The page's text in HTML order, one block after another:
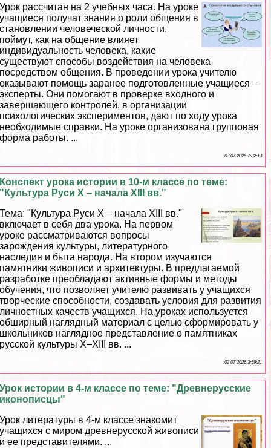
Урок рассчитан на 2 учебных часа. На уроке
учащиеся получат знания о роли общения в
становлении человеческой личности,
поймут, как на общение влияет
индивидуальность человека, какие
существуют способы воздействия на человека
посредством общения. В проведении урока учителю
оказывают помощь заранее подготовленные учащиеся –
эксперты. Они помогают в проверке входного и
завершающего контролей, в организации
психологических экспериментов, дают по ходу урока
необходимые справки. На уроке организована групповая
форма работы. ...
03 07 2026 7:32:13
Конспект урока истории в 10-м классе по теме:
"Культура Руси Х – начала XIII вв."
Тема: "Культура Руси Х – начала ХIII вв."
включает в себя два урока. На первом
уроке рассматриваются вопросы
зарождения культуры, литературного
наследия и быта народа. На втором изучаются
памятники живописи и архитектуры. В предлагаемой
разработке преобладают активные формы и методы
обучения, что позволяет учителю развивать у учащихся
творческие способности, создавать условия для развития
личностных качеств учащихся. На уроках используется
обширный наглядный материал с целью сформировать у
школьников наглядное представление о памятниках
русской культуры Х–ХIII вв. ...
02 07 2026 3:59:21
Урок истории в 4-м классе по теме: "Древнерусские
иконописцы"
Урок литературы в 4-м классе знакомит
учащихся с миром древнерусской живописи
и ее представителями. ...